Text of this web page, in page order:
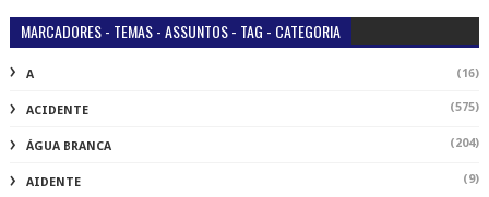
MARCADORES - TEMAS - ASSUNTOS - TAG - CATEGORIA
A (16)
ACIDENTE (575)
ÁGUA BRANCA (204)
AIDENTE (9)